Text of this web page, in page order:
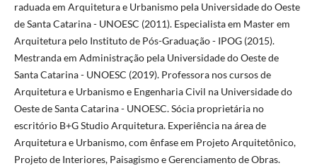
raduada em Arquitetura e Urbanismo pela Universidade do Oeste
de Santa Catarina - UNOESC (2011). Especialista em Master em
Arquitetura pelo Instituto de Pós-Graduação - IPOG (2015).
Mestranda em Administração pela Universidade do Oeste de
Santa Catarina - UNOESC (2019). Professora nos cursos de
Arquitetura e Urbanismo e Engenharia Civil na Universidade do
Oeste de Santa Catarina - UNOESC. Sócia proprietária no
escritório B+G Studio Arquitetura. Experiência na área de
Arquitetura e Urbanismo, com ênfase em Projeto Arquitetônico,
Projeto de Interiores, Paisagismo e Gerenciamento de Obras.